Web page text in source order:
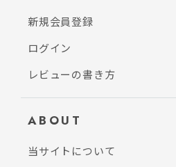
新規会員登録
ログイン
レビューの書き方
ABOUT
当サイトについて